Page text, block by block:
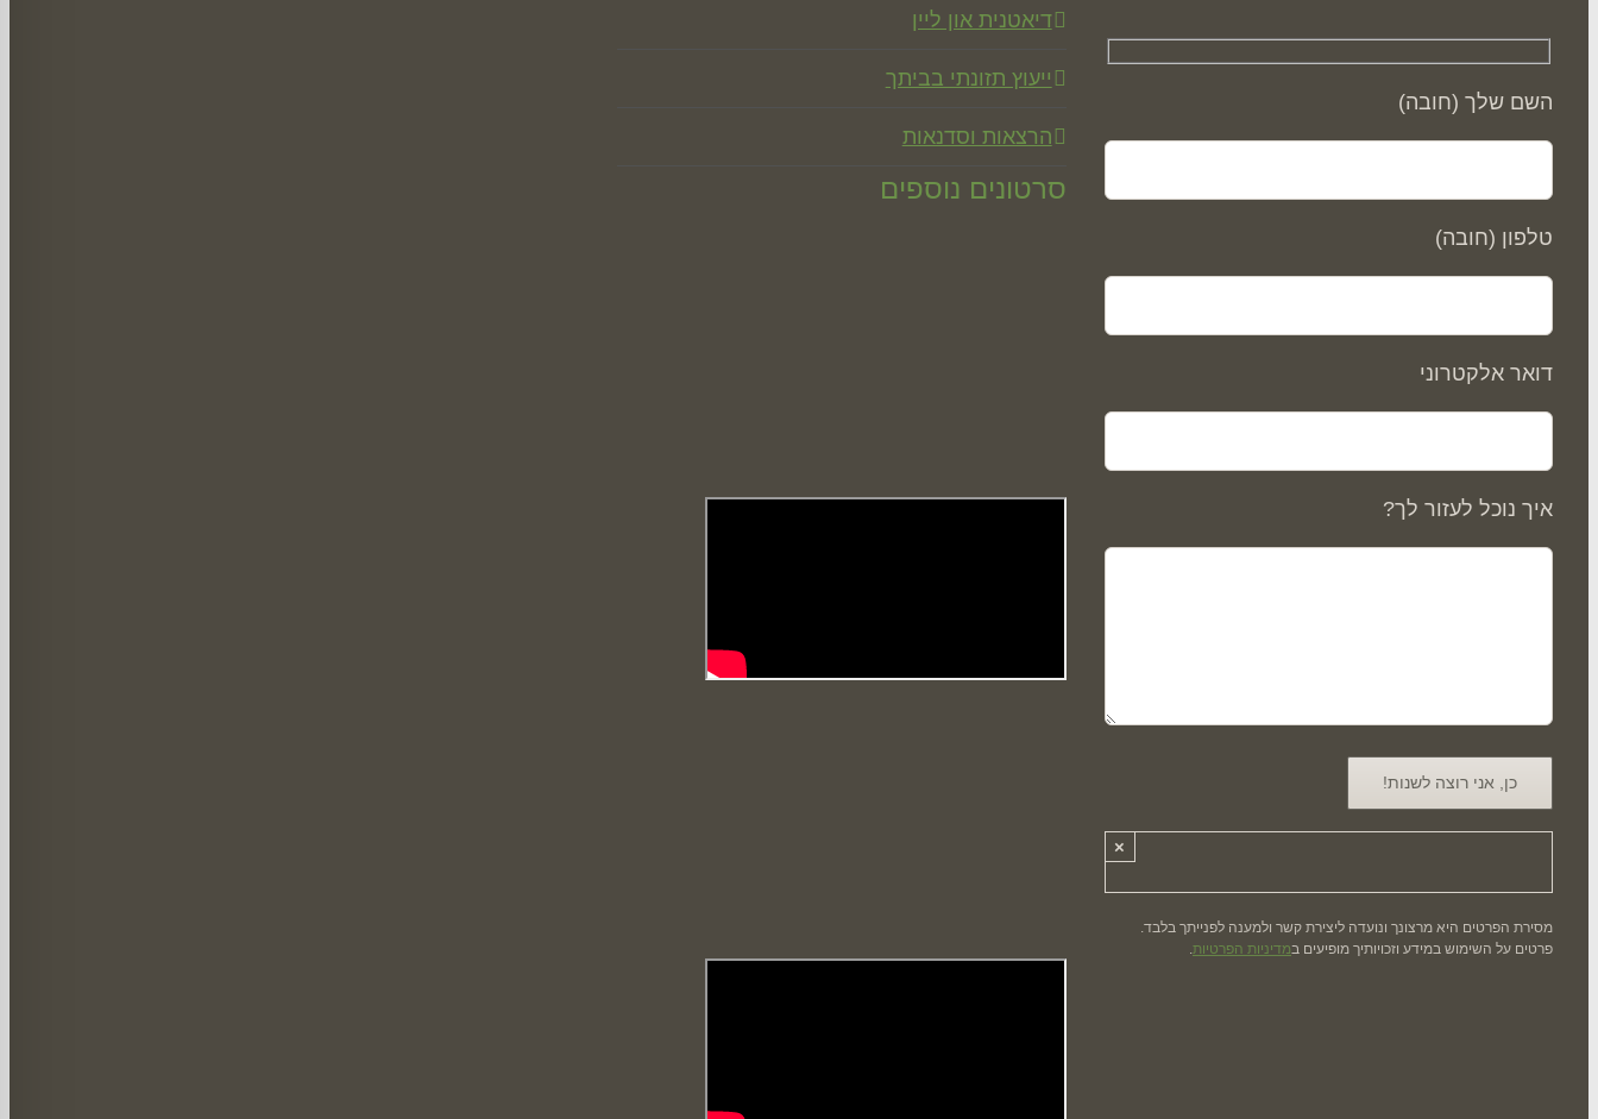
השם שלך (חובה)
טלפון (חובה)
דואר אלקטרוני
איך נוכל לעזור לך?
×
מסירת הפרטים היא מרצונך ונועדה ליצירת קשר ולמענה לפנייתך בלבד.
פרטים על השימוש במידע וזכויותיך מופיעים במדיניות הפרטיות.
דיאטנית און ליין
ייעוץ תזונתי בביתך
הרצאות וסדנאות
סרטונים נוספים